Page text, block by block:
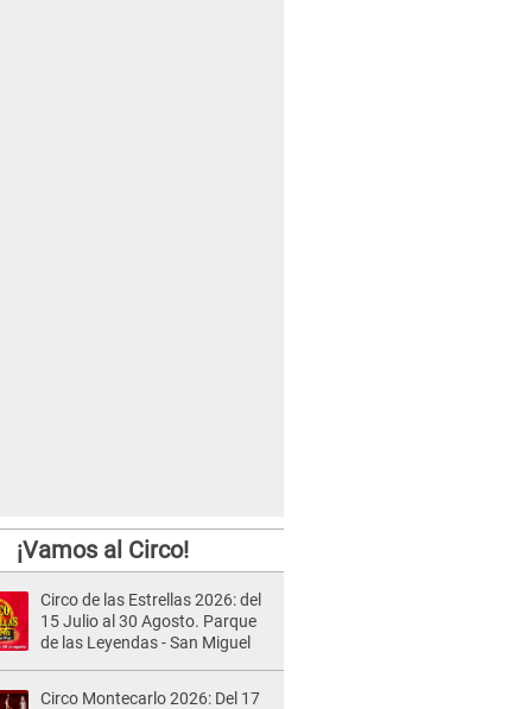
¡Vamos al Circo!
Circo de las Estrellas 2026: del
15 Julio al 30 Agosto. Parque
de las Leyendas - San Miguel
Circo Montecarlo 2026: Del 17